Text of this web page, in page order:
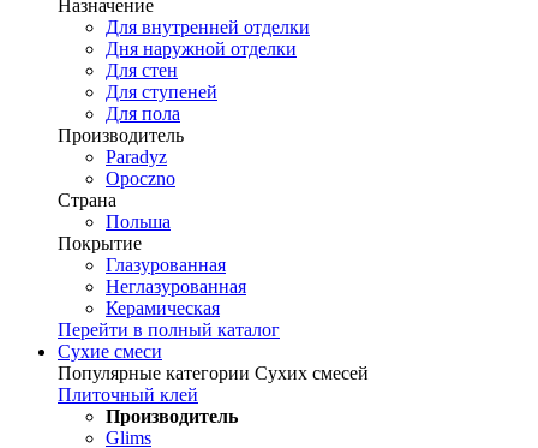
Назначение
Для внутренней отделки
Дня наружной отделки
Для стен
Для ступеней
Для пола
Производитель
Paradyz
Opoczno
Страна
Польша
Покрытие
Глазурованная
Неглазурованная
Керамическая
Перейти в полный каталог
Сухие смеси
Популярные категории Сухих смесей
Плиточный клей
Производитель
Glims